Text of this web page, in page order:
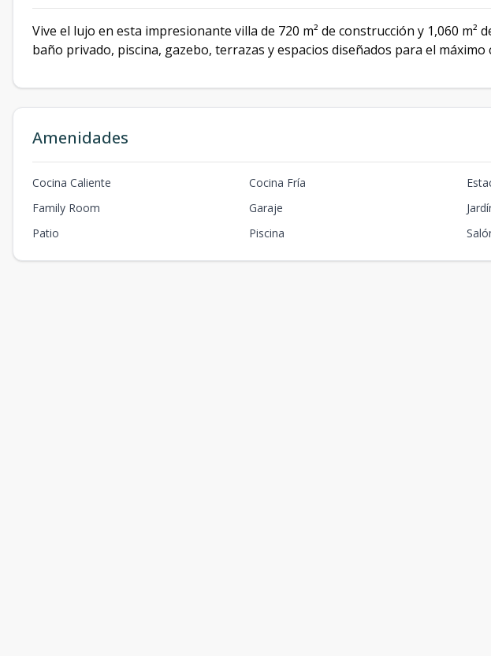
Vive el lujo en esta impresionante villa de 720 m² de construcción y 1,060 m²
baño privado, piscina, gazebo, terrazas y espacios diseñados para el máximo
Amenidades
Cocina Caliente Cocina Fría
Family Room
Garaje
Patio
Piscina